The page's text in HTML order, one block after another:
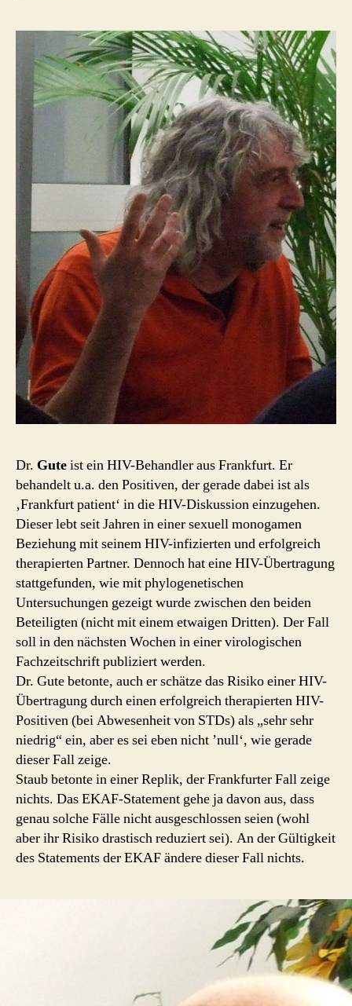
Dr. Guteist ein HIV-Behandler aus Frankfurt. Er
behandelt u.a. den Positiven, der gerade dabei ist als
‚Frankfurt patient‘ in die HIV-Diskussion einzugehen.
Dieser lebt seit Jahren in einer sexuell monogamen
Beziehung mit seinem HIV-infizierten und erfolgreich
therapierten Partner. Dennoch hat eine HIV-Übertragung
stattgefunden, wie mit phylogenetischen
Untersuchungen gezeigt wurde zwischen den beiden
Beteiligten (nicht mit einem etwaigen Dritten). Der Fall
soll in den nächsten Wochen in einer virologischen
Fachzeitschrift publiziert werden.
Dr. Gute betonte, auch er schätze das Risiko einer HIV-
Übertragung durch einen erfolgreich therapierten HIV-
Positiven (bei Abwesenheit von STDs) als „sehr sehr
niedrig“ ein, aber es sei eben nicht ’null‘, wie gerade
dieser Fall zeige.
Staub betonte in einer Replik, der Frankfurter Fall zeige
nichts. Das EKAF-Statement gehe ja davon aus, dass
genau solche Fälle nicht ausgeschlossen seien (wohl
aber ihr Risiko drastisch reduziert sei). An der Gültigkeit
des Statements der EKAF ändere dieser Fall nichts.